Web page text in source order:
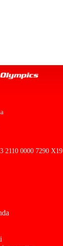
2110 0000 7290 X19